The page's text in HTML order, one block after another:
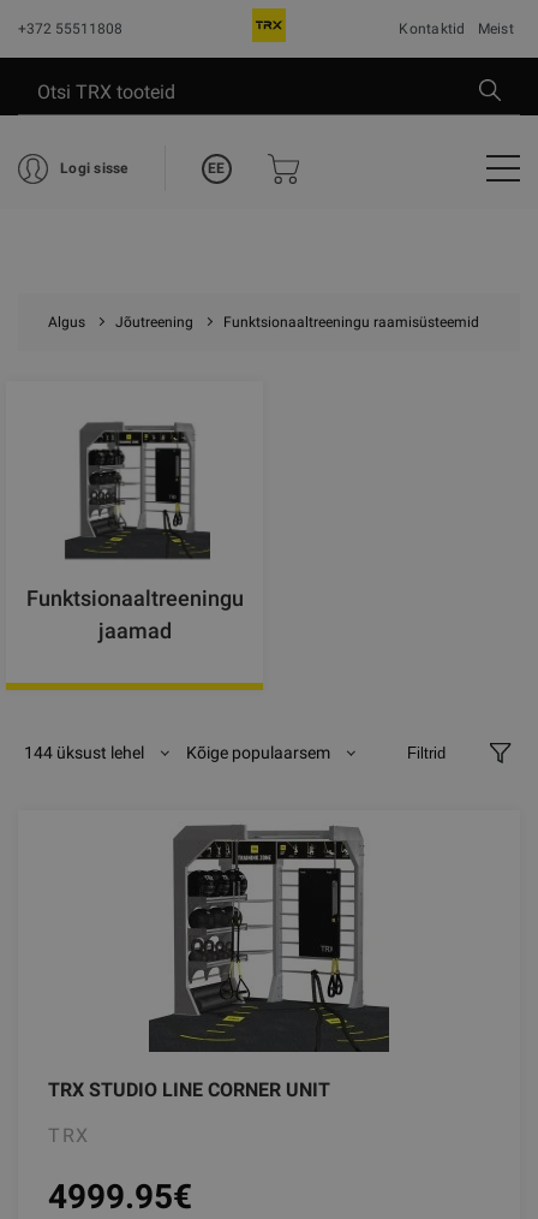
+372 55511808 Kontaktid Meist
Logi sisse EE
Algus Jõutreening Funktsionaaltreeningu raamisüsteemid
Funktsionaaltreeningu
jaamad
144 üksust lehel Kõige populaarsem Filtrid
TRX STUDIO LINE CORNER UNIT
TRX
4999.95€